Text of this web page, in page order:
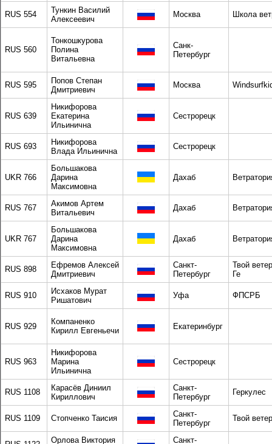
RUS 554
Тункин Василий
Алексеевич
Москва Школа
RUS 560
Тонкошкурова
Полина
Витальевна
Санк-
Петербург
RUS 595
Попов Степан
Дмитриевич
Москва
RUS 639
Никифорова
Екатерина
Ильинична
Сестрорецк
RUS 693
Никифорова
Влада Ильинична
Сестрорецк
UKR 766
Большакова
Дарина
Максимовна
Дахаб
RUS 767
Акимов Артем
Витальевич
Дахаб
UKR 767
Большакова
Дарина
Максимовна
Дахаб
RUS 898
Ефремов Алексей
Дмитриевич
Санкт-
Петербург
Твой
Ге
RUS 910
Исхаков Мурат
Ришатович
Уфа ФПСРБ
RUS 929
Компаненко
Кирилл Евгеньечи
Екатеринбург
RUS 963
Никифорова
Марина
Ильинична
Сестрорецк
RUS 1108
Карасёв Диниил
Кириллович
Санкт-
Петербург
Геркулес
RUS 1109 Стопченко Таисия
Санкт-
Петербург
Твой ветер
Орлова Виктория
Санкт-